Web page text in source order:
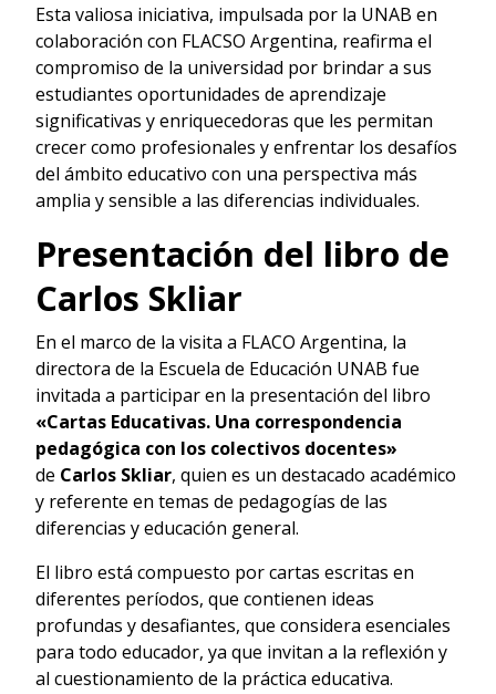
Esta valiosa iniciativa, impulsada por la UNAB en
colaboración con FLACSO Argentina, reafirma el
compromiso de la universidad por brindar a sus
estudiantes oportunidades de aprendizaje
significativas y enriquecedoras que les permitan
crecer como profesionales y enfrentar los desafíos
del ámbito educativo con una perspectiva más
amplia y sensible a las diferencias individuales.
Presentación del libro de
Carlos Skliar
En el marco de la visita a FLACO Argentina, la
directora de la Escuela de Educación UNAB fue
invitada a participar en la presentación del libro
«Cartas Educativas. Una correspondencia
pedagógica con los colectivos docentes»
de Carlos Skliar, quien es un destacado académico
y referente en temas de pedagogías de las
diferencias y educación general.
El libro está compuesto por cartas escritas en
diferentes períodos, que contienen ideas
profundas y desafiantes, que considera esenciales
para todo educador, ya que invitan a la reflexión y
al cuestionamiento de la práctica educativa.